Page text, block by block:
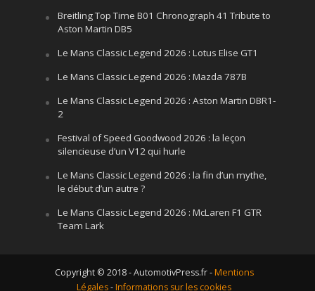
Breitling Top Time B01 Chronograph 41 Tribute to
Aston Martin DB5
Le Mans Classic Legend 2026 : Lotus Elise GT1
Le Mans Classic Legend 2026 : Mazda 787B
Le Mans Classic Legend 2026 : Aston Martin DBR1-
2
Festival of Speed Goodwood 2026 : la leçon
silencieuse d’un V12 qui hurle
Le Mans Classic Legend 2026 : la fin d’un mythe,
le début d’un autre ?
Le Mans Classic Legend 2026 : McLaren F1 GTR
Team Lark
Copyright © 2018 - AutomotivPress.fr -Mentions
Légales-Informations sur les cookies